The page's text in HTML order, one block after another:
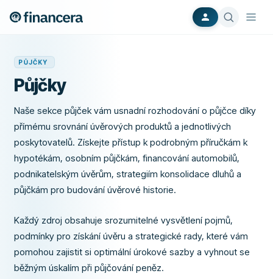
PŮJČKY
Půjčky
Naše sekce půjček vám usnadní rozhodování o půjčce díky
přímému srovnání úvěrových produktů a jednotlivých
poskytovatelů. Získejte přístup k podrobným příručkám k
hypotékám, osobním půjčkám, financování automobilů,
podnikatelským úvěrům, strategiím konsolidace dluhů a
půjčkám pro budování úvěrové historie.
Každý zdroj obsahuje srozumitelné vysvětlení pojmů,
podmínky pro získání úvěru a strategické rady, které vám
pomohou zajistit si optimální úrokové sazby a vyhnout se
běžným úskalím při půjčování peněz.